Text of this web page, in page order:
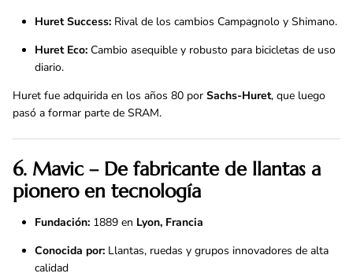
Huret Success: Rival de los cambios Campagnolo y Shimano.
Huret Eco: Cambio asequible y robusto para bicicletas de uso
diario.
Huret fue adquirida en los años 80 por Sachs-Huret, que luego
pasó a formar parte de SRAM.
6. Mavic – De fabricante de llantas a
pionero en tecnología
Fundación: 1889 en Lyon, Francia
Conocida por: Llantas, ruedas y grupos innovadores de alta
calidad